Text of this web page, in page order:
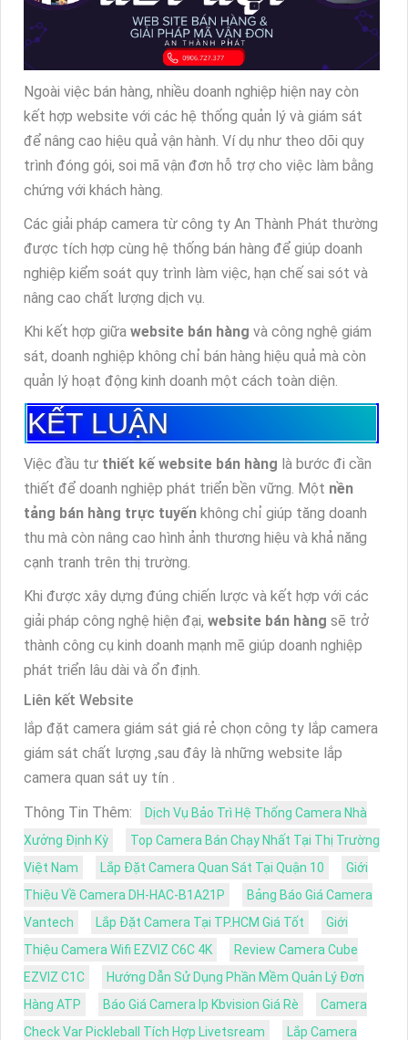
Ngoài việc bán hàng, nhiều doanh nghiệp hiện nay còn
kết hợp website với các hệ thống quản lý và giám sát
để nâng cao hiệu quả vận hành. Ví dụ như theo dõi quy
trình đóng gói, soi mã vận đơn hỗ trợ cho việc làm bằng
chứng với khách hàng.
Các giải pháp camera từ công ty An Thành Phát thường
được tích hợp cùng hệ thống bán hàng để giúp doanh
nghiệp kiểm soát quy trình làm việc, hạn chế sai sót và
nâng cao chất lượng dịch vụ.
Khi kết hợp giữa website bán hàng và công nghệ giám
sát, doanh nghiệp không chỉ bán hàng hiệu quả mà còn
quản lý hoạt động kinh doanh một cách toàn diện.
KẾT LUẬN
Việc đầu tư thiết kế website bán hàng là bước đi cần
thiết để doanh nghiệp phát triển bền vững. Một nền
tảng bán hàng trực tuyến không chỉ giúp tăng doanh
thu mà còn nâng cao hình ảnh thương hiệu và khả năng
cạnh tranh trên thị trường.
Khi được xây dựng đúng chiến lược và kết hợp với các
giải pháp công nghệ hiện đại, website bán hàng sẽ trở
thành công cụ kinh doanh mạnh mẽ giúp doanh nghiệp
phát triển lâu dài và ổn định.
Liên kết Website
lắp đặt camera giám sát giá rẻ chọn công ty lắp camera
giám sát chất lượng ,sau đây là những website lắp
camera quan sát uy tín .
Thông Tin Thêm:
Dịch Vụ Bảo Trì Hệ Thống Camera Nhà
Xưởng Định Kỳ
Top Camera Bán Chạy Nhất Tại Thị Trường
Việt Nam
Lắp Đặt Camera Quan Sát Tại Quận 10
Giới
Thiệu Về Camera DH-HAC-B1A21P
Bảng Báo Giá Camera
Vantech
Lắp Đặt Camera Tại TP.HCM Giá Tốt
Giới
Thiệu Camera Wifi EZVIZ C6C 4K
Review Camera Cube
EZVIZ C1C
Hướng Dẫn Sử Dụng Phần Mềm Quản Lý Đơn
Hàng ATP
Báo Giá Camera Ip Kbvision Giá Rè
Camera
Check Var Pickleball Tích Hợp Livetsream
Lắp Camera